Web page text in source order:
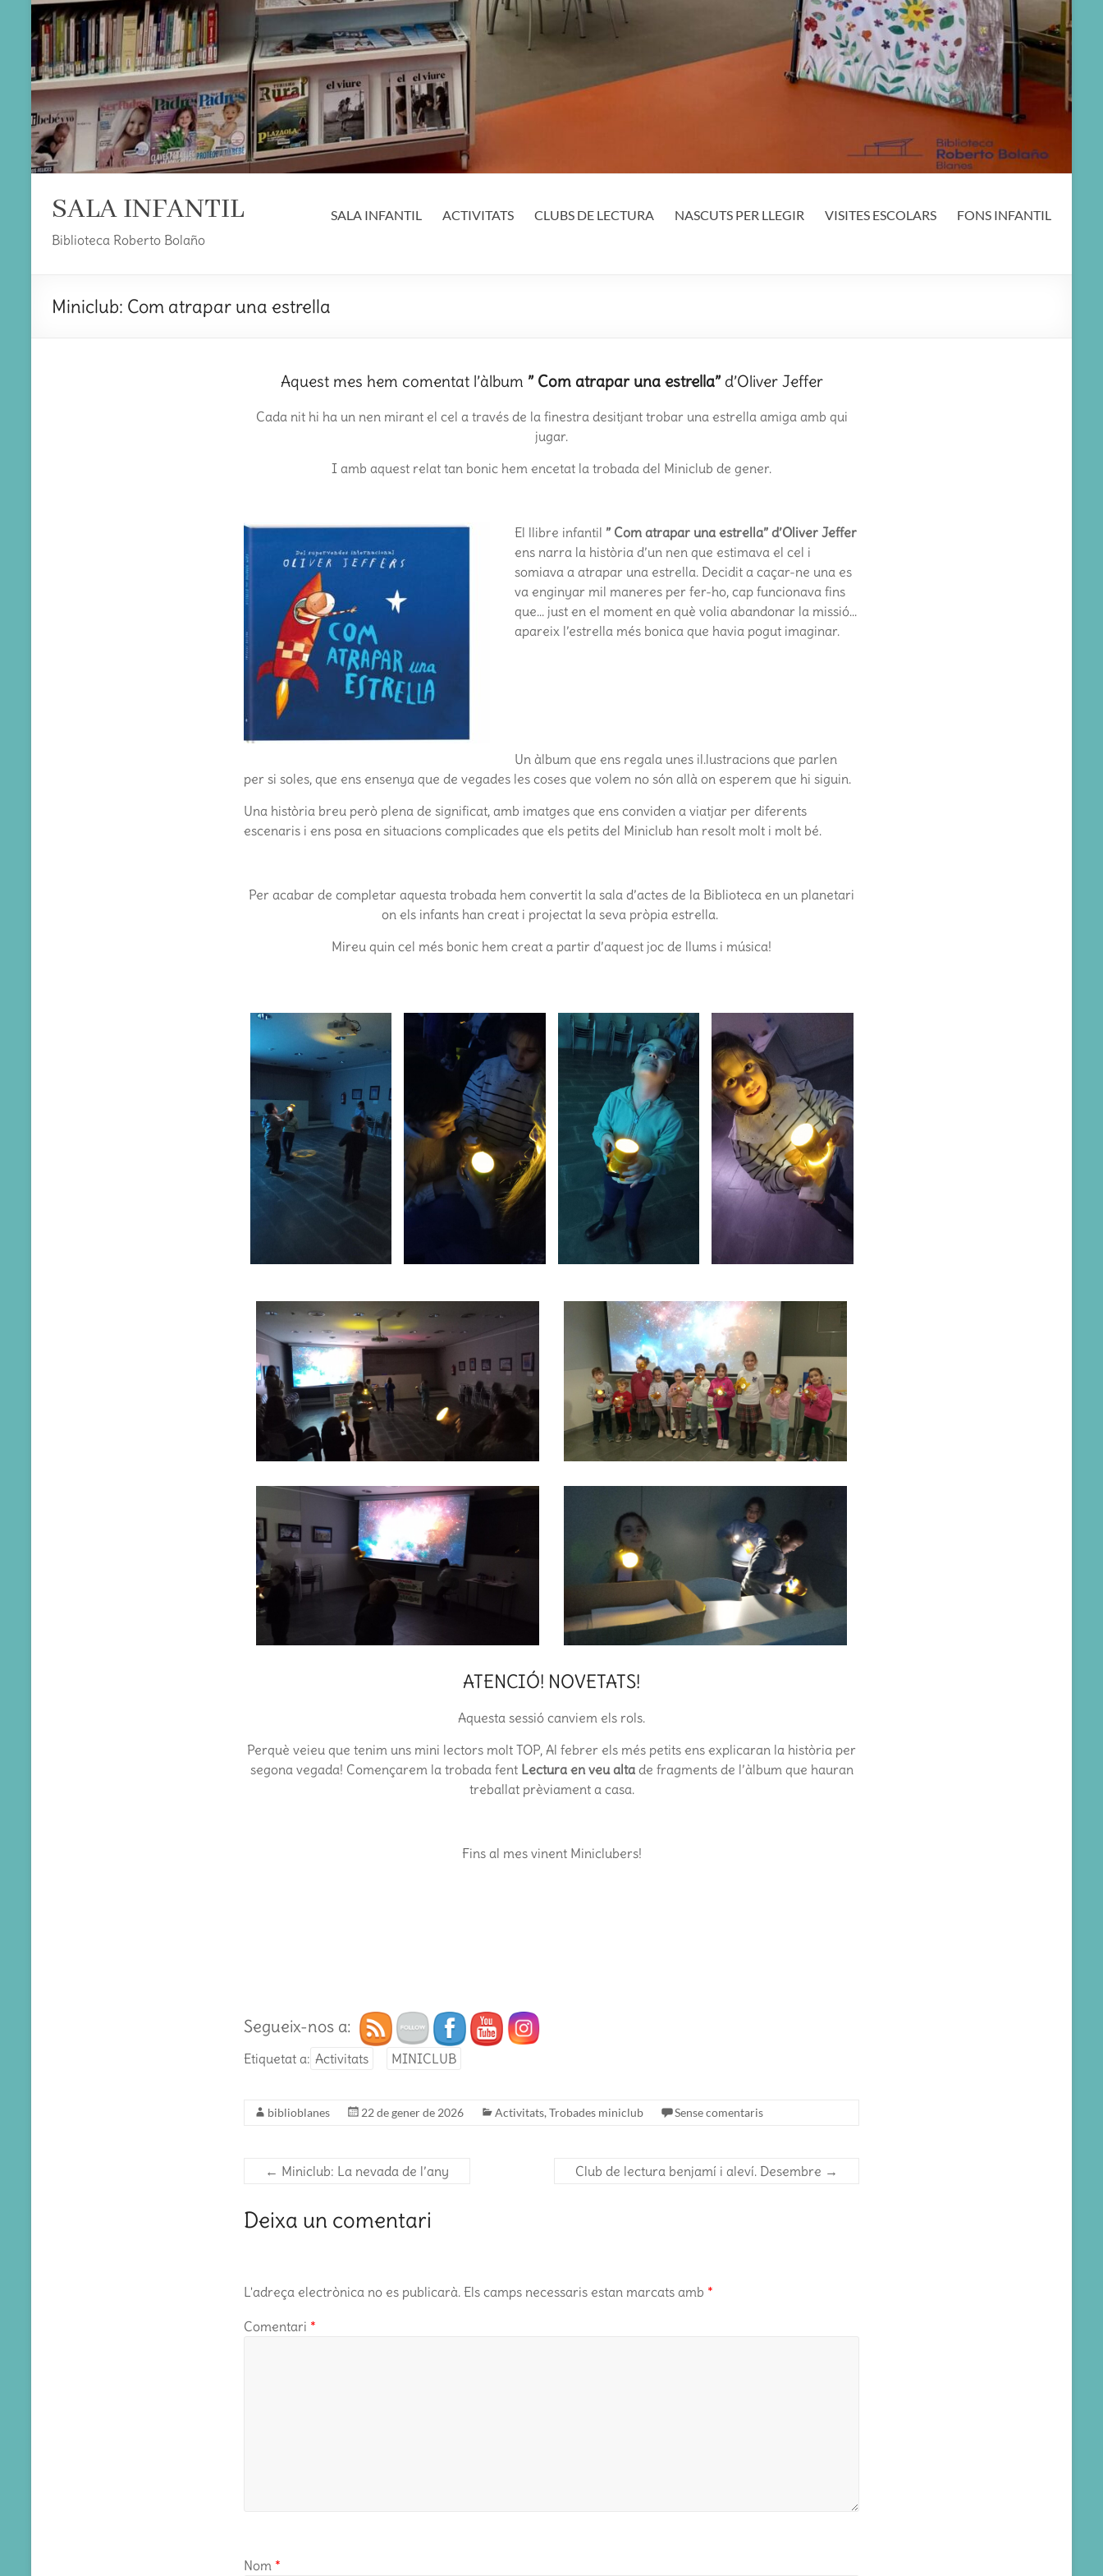
SALA INFANTIL
Biblioteca Roberto Bolaño
SALA INFANTIL ACTIVITATS CLUBS DE LECTURA NASCUTS PER LLEGIR VISITES ESCOLARS FONS INFANTIL
Miniclub: Com atrapar una estrella
Aquest mes hem comentat l’àlbum ” Com atrapar una estrella”d’Oliver Jeffer
Cada nit hi ha un nen mirant el cel a través de la finestra desitjant trobar una estrella amiga amb qui
jugar.
I amb aquest relat tan bonic hem encetat la trobada del Miniclub de gener.
El llibre infantil ” Com atrapar una estrella” d’Oliver Jeffer
ens narra la història d’un nen que estimava el cel i
somiava a atrapar una estrella. Decidit a caçar-ne una es
va enginyar mil maneres per fer-ho, cap funcionava fins
que… just en el moment en què volia abandonar la missió…
apareix l’estrella més bonica que havia pogut imaginar.
Un àlbum que ens regala unes il.lustracions que parlen
per si soles, que ens ensenya que de vegades les coses que volem no són allà on esperem que hi siguin.
Una història breu però plena de significat, amb imatges que ens conviden a viatjar per diferents
escenaris i ens posa en situacions complicades que els petits del Miniclub han resolt molt i molt bé.
Per acabar de completar aquesta trobada hem convertit la sala d’actes de la Biblioteca en un planetari
on els infants han creat i projectat la seva pròpia estrella.
Mireu quin cel més bonic hem creat a partir d’aquest joc de llums i música!
ATENCIÓ! NOVETATS!
Aquesta sessió canviem els rols.
Perquè veieu que tenim uns mini lectors molt TOP, Al febrer els més petits ens explicaran la història per
segona vegada! Començarem la trobada fent Lectura en veu altade fragments de l’àlbum que hauran
treballat prèviament a casa.
Fins al mes vinent Miniclubers!
Segueix-nos a:
Etiquetat a: Activitats MINICLUB
biblioblanes 22 de gener de 2026 Activitats, Trobades miniclub Sense comentaris
← Miniclub: La nevada de l’any Club de lectura benjamí i aleví. Desembre →
Deixa un comentari
L'adreça electrònica no es publicarà. Els camps necessaris estan marcats amb *
Comentari *
Nom *